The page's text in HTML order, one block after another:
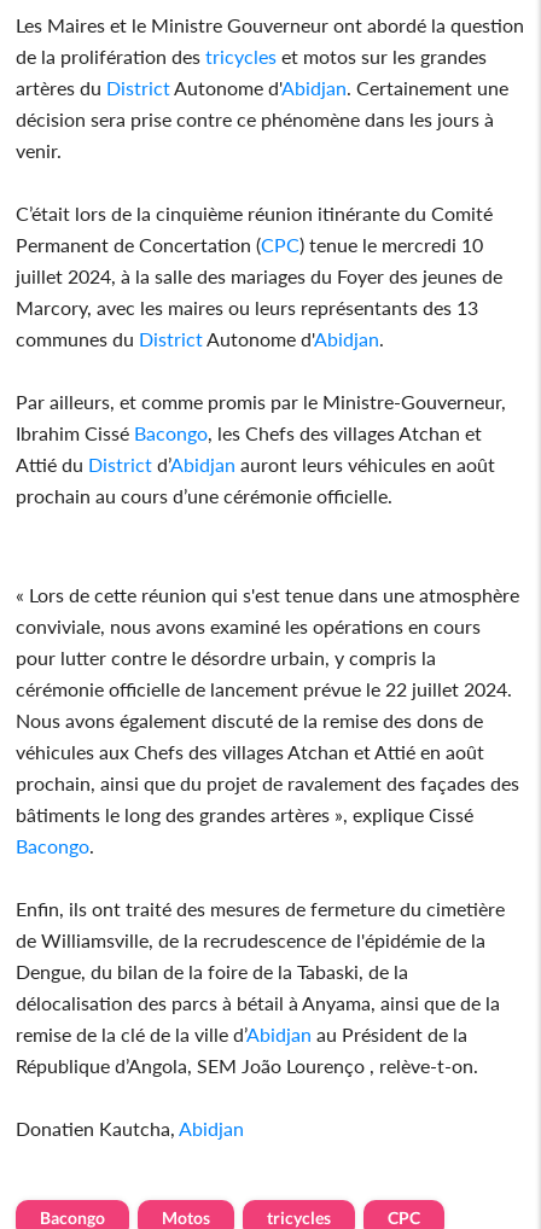
Les Maires et le Ministre Gouverneur ont abordé la question
de la prolifération destricycles et motos sur les grandes
artères du District Autonome d'Abidjan . Certainement une
décision sera prise contre ce phénomène dans les jours à
venir.
C’était lors de la cinquième réunion itinérante du Comité
Permanent de Concertation (CPC) tenue le mercredi 10
juillet 2024, à la salle des mariages du Foyer des jeunes de
Marcory, avec les maires ou leurs représentants des 13
communes du District Autonome d'Abidjan
Par ailleurs, et comme promis par le Ministre-Gouverneur,
Ibrahim Cissé Bacongo , les Chefs des villages Atchan et
Attié du District d’Abidjan auront leurs véhicules en août
prochain au cours d’une cérémonie officielle.
« Lors de cette réunion qui s'est tenue dans une atmosphère
conviviale, nous avons examiné les opérations en cours
pour lutter contre le désordre urbain, y compris la
cérémonie officielle de lancement prévue le 22 juillet 2024.
Nous avons également discuté de la remise des dons de
véhicules aux Chefs des villages Atchan et Attié en août
prochain, ainsi que du projet de ravalement des façades des
bâtiments le long des grandes artères », explique Cissé
Bacongo
Enfin, ils ont traité des mesures de fermeture du cimetière
de Williamsville, de la recrudescence de l'épidémie de la
Dengue, du bilan de la foire de la Tabaski, de la
délocalisation des parcs à bétail à Anyama, ainsi que de la
remise de la clé de la ville d’Abidjan au Président de la
République d’Angola, SEM João Lourenço , relève-t-on.
Donatien Kautcha, Abidjan
Bacongo Motos tricycles CPC